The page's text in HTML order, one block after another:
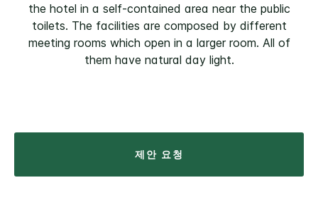
the hotel in a self-contained area near the public
toilets. The facilities are composed by different
meeting rooms which open in a larger room. All of
them have natural day light.
제안 요청